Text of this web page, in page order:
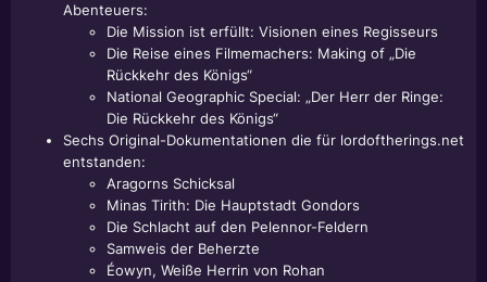
Abenteuers:
Die Mission ist erfüllt: Visionen eines Regisseurs
Die Reise eines Filmemachers: Making of „Die
Rückkehr des Königs“
National Geographic Special: „Der Herr der Ringe:
Die Rückkehr des Königs“
Sechs Original-Dokumentationen die für lordoftherings.net
entstanden:
Aragorns Schicksal
Minas Tirith: Die Hauptstadt Gondors
Die Schlacht auf den Pelennor-Feldern
Samweis der Beherzte
Éowyn, Weiße Herrin von Rohan